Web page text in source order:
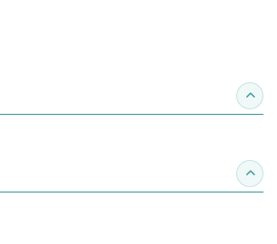
收合
收合